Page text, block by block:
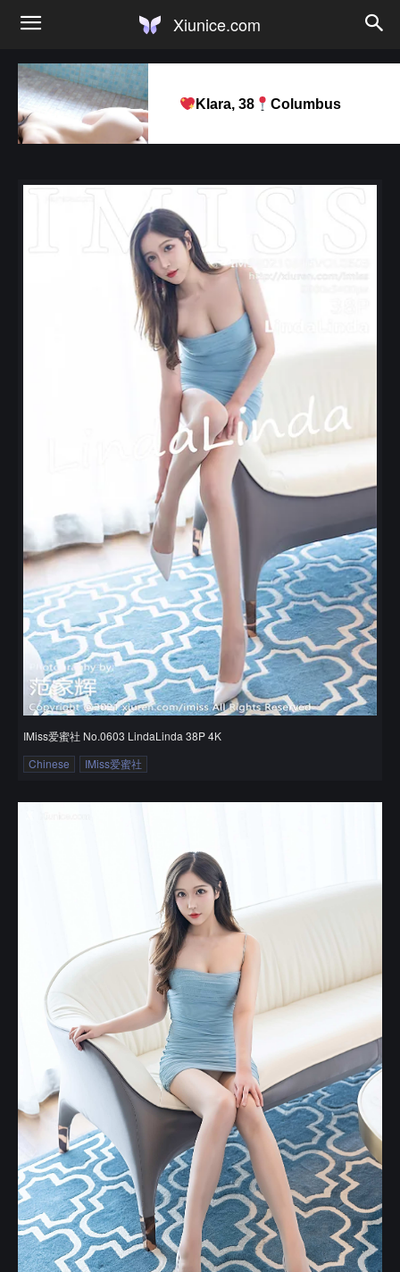
Xiunice.com
Klara, 38 Columbus
IMiss爱蜜社 No.0603 LindaLinda 38P 4K
Chinese
IMiss爱蜜社